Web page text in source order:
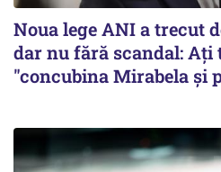
Noua lege ANI a trecut
dar nu fără scandal:
"concubina Mirabela şi